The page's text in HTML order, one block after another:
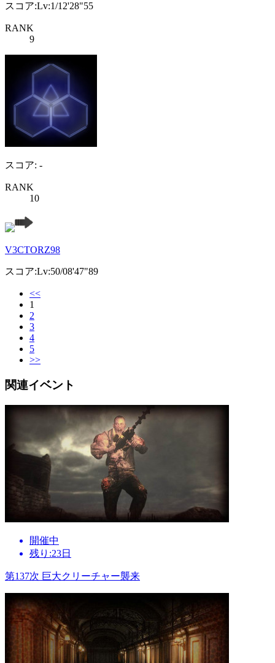
スコア:Lv:1/12'28"55
RANK
9
スコア: -
RANK
10
V3CTORZ98
スコア:Lv:50/08'47"89
<<
1
2
3
4
5
>>
関連イベント
開催中
残り:23日
第137次 巨大クリーチャー襲来